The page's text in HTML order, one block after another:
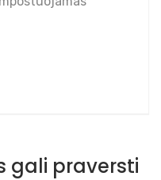
gali praversti